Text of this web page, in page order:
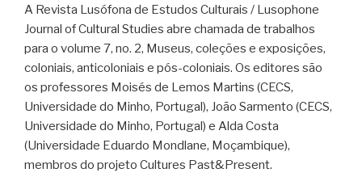
A Revista Lusófona de Estudos Culturais / Lusophone
Journal of Cultural Studies abre chamada de trabalhos
para o volume 7, no. 2, Museus, coleções e exposições,
coloniais, anticoloniais e pós-coloniais. Os editores são
os professores Moisés de Lemos Martins (CECS,
Universidade do Minho, Portugal), João Sarmento (CECS,
Universidade do Minho, Portugal) e Alda Costa
(Universidade Eduardo Mondlane, Moçambique),
membros do projeto Cultures Past&Present.